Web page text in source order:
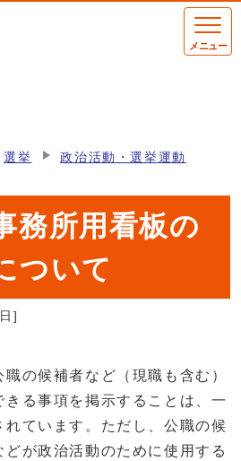
メニュー
選挙 政治活動・選挙運動
務所用看板の
ついて
]
の候補者など（現職も含む）
る事項を掲示することは、一
ています。ただし、公職の候
が政治活動のために使用する